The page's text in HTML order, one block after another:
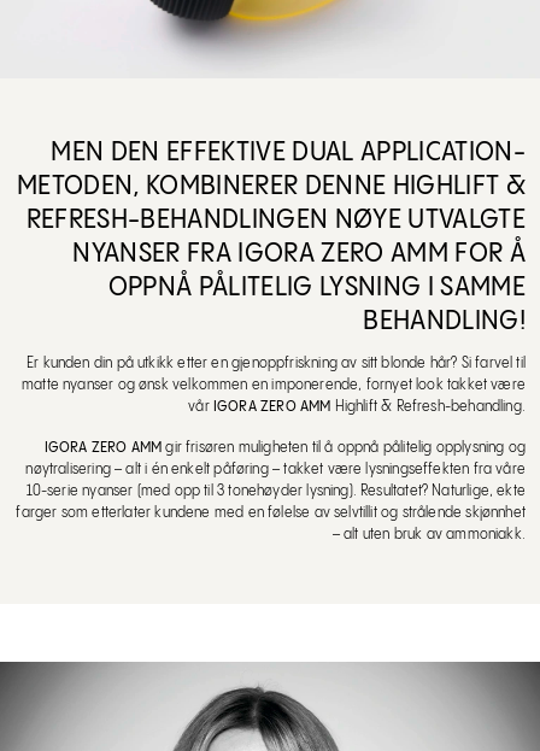
MEN DEN EFFEKTIVE DUAL APPLICATION-
METODEN, KOMBINERER DENNE HIGHLIFT &
REFRESH-BEHANDLINGEN NØYE UTVALGTE
NYANSER FRA IGORA ZERO AMM FOR Å
OPPNÅ PÅLITELIG LYSNING I SAMME
BEHANDLING!
Er kunden din på utkikk etter en gjenoppfriskning av sitt blonde hår? Si farvel til
matte nyanser og ønsk velkommen en imponerende, fornyet look takket være
vår IGORA ZERO AMM Highlift & Refresh-behandling.
IGORA ZERO AMM gir frisøren muligheten til å oppnå pålitelig opplysning og
nøytralisering – alt i én enkelt påføring – takket være lysningseffekten fra våre
10-serie nyanser (med opp til 3 tonehøyder lysning). Resultatet? Naturlige, ekte
farger som etterlater kundene med en følelse av selvtillit og strålende skjønnhet
– alt uten bruk av ammoniakk.